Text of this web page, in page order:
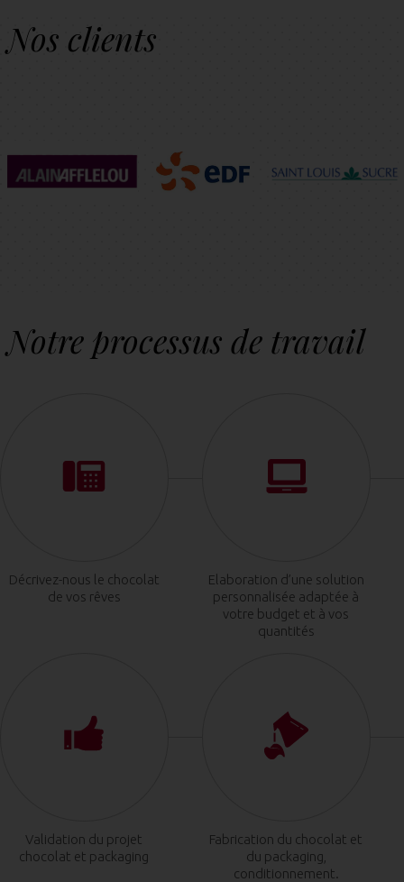
Nos clients
Notre processus de travail
Décrivez-nous le chocolat
de vos rêves
Elaboration d’une solution
personnalisée adaptée à
votre budget et à vos
quantités
Validation du projet
chocolat et packaging
Fabrication du chocolat et
du packaging,
conditionnement.